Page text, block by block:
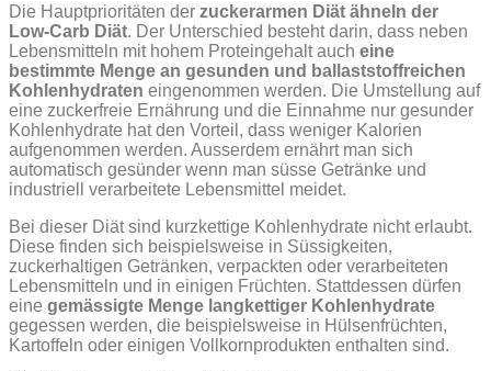
Die Hauptprioritäten der zuckerarmen Diät ähneln der
Low-Carb Diät. Der Unterschied besteht darin, dass neben
Lebensmitteln mit hohem Proteingehalt auch eine
bestimmte Menge an gesunden und ballaststoffreichen
Kohlenhydraten eingenommen werden. Die Umstellung auf
eine zuckerfreie Ernährung und die Einnahme nur gesunder
Kohlenhydrate hat den Vorteil, dass weniger Kalorien
aufgenommen werden. Ausserdem ernährt man sich
automatisch gesünder wenn man süsse Getränke und
industriell verarbeitete Lebensmittel meidet.
Bei dieser Diät sind kurzkettige Kohlenhydrate nicht erlaubt.
Diese finden sich beispielsweise in Süssigkeiten,
zuckerhaltigen Getränken, verpackten oder verarbeiteten
Lebensmitteln und in einigen Früchten. Stattdessen dürfen
eine gemässigte Menge langkettiger Kohlenhydrate
gegessen werden, die beispielsweise in Hülsenfrüchten,
Kartoffeln oder einigen Vollkornprodukten enthalten sind.